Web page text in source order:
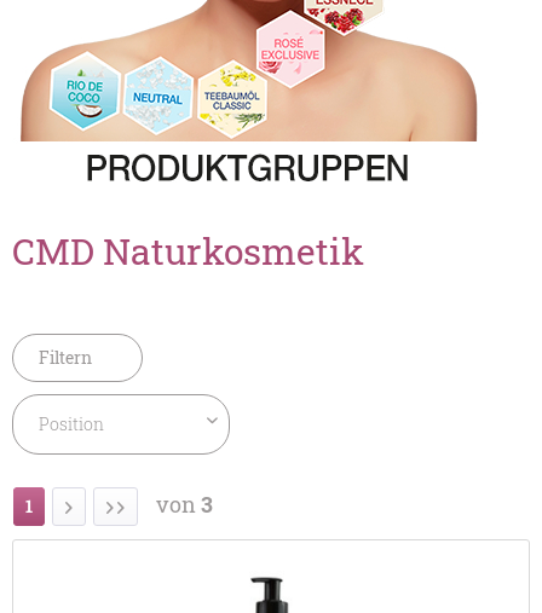
CMD Naturkosmetik
Filtern
1 von3